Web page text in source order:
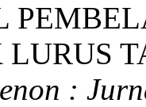
LURUS
: